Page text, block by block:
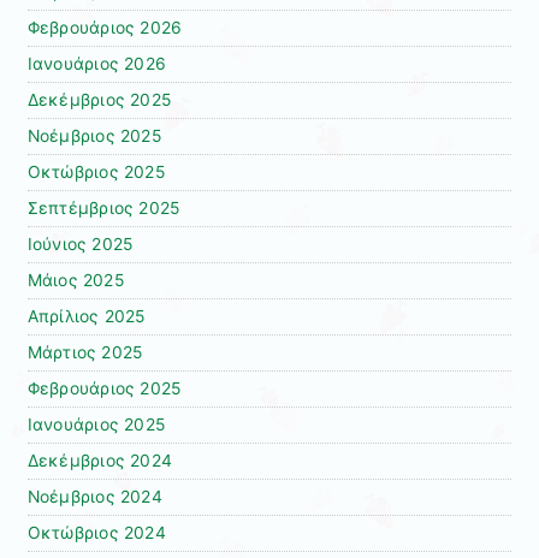
Φεβρουάριος 2026
Ιανουάριος 2026
Δεκέμβριος 2025
Νοέμβριος 2025
Οκτώβριος 2025
Σεπτέμβριος 2025
Ιούνιος 2025
Μάιος 2025
Απρίλιος 2025
Μάρτιος 2025
Φεβρουάριος 2025
Ιανουάριος 2025
Δεκέμβριος 2024
Νοέμβριος 2024
Οκτώβριος 2024